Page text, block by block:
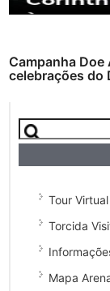
Campanha
celebrações do
Tour
Torcida
Mapa